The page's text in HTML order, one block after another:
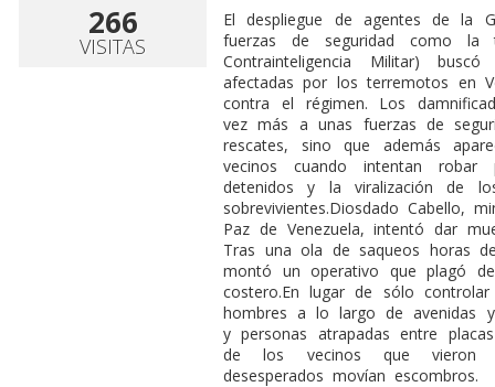
266
VISITAS
El despliegue de agentes de la
fuerzas de seguridad como la
Contrainteligencia Militar)
afectadas por los terremotos en
contra el régimen. Los
vez más a unas fuerzas de
rescates, sino que además
vecinos cuando intentan robar
detenidos y la viralización de
sobrevivientes.Diosdado Cabello,
Paz de Venezuela, intentó dar
Tras una ola de saqueos horas
montó un operativo que plagó
costero.En lugar de sólo
hombres a lo largo de avenidas
y personas atrapadas entre
de los vecinos que vieron
desesperados movían escombros.